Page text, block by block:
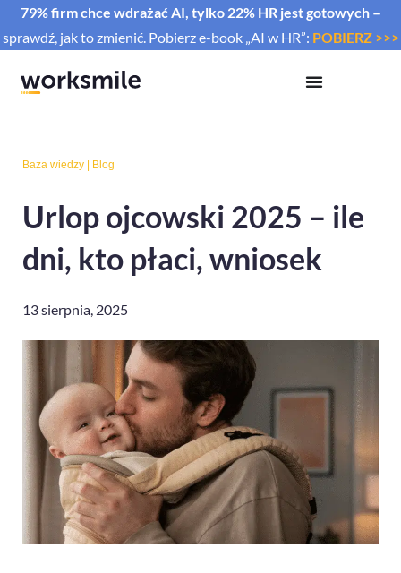
79% firm chce wdrażać AI, tylko 22% HR jest gotowych –
sprawdź, jak to zmienić. Pobierz e-book „AI w HR”: POBIERZ >>>
Baza wiedzy Blog
Urlop ojcowski 2025 – ile
dni, kto płaci, wniosek
13 sierpnia, 2025